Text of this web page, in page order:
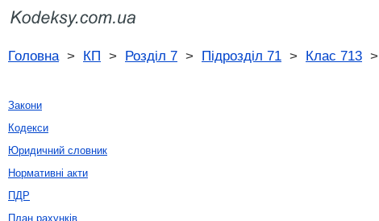
Головна> КП > Розділ 7 > Підрозділ 71 > Клас 713 >
Закони
Кодекси
Юридичний словник
Нормативні акти
ПДР
План рахунків